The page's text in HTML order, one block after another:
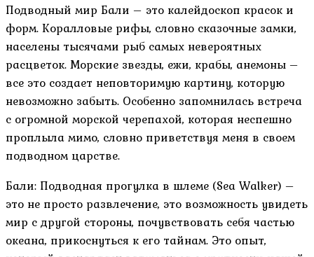
Подводный мир Бали – это калейдоскоп красок и
форм. Коралловые рифы, словно сказочные замки,
населены тысячами рыб самых невероятных
расцветок. Морские звезды, ежи, крабы, анемоны –
все это создает неповторимую картину, которую
невозможно забыть. Особенно запомнилась встреча
с огромной морской черепахой, которая неспешно
проплыла мимо, словно приветствуя меня в своем
подводном царстве.
Бали: Подводная прогулка в шлеме (Sea Walker) –
это не просто развлечение, это возможность увидеть
мир с другой стороны, почувствовать себя частью
океана, прикоснуться к его тайнам. Это опыт,